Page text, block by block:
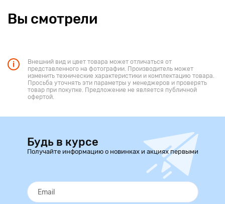
Вы смотрели
Внешний вид и цвет товара может отличаться от
представленного на фотографии. Производитель может
изменить технические характеристики и комплектацию товара.
Просьба уточнять эти параметры у менеджеров и проверять
товар при покупке. Предложение не является публичной
офертой.
Будь в курсе
Получайте информацию о новинках и акциях первыми